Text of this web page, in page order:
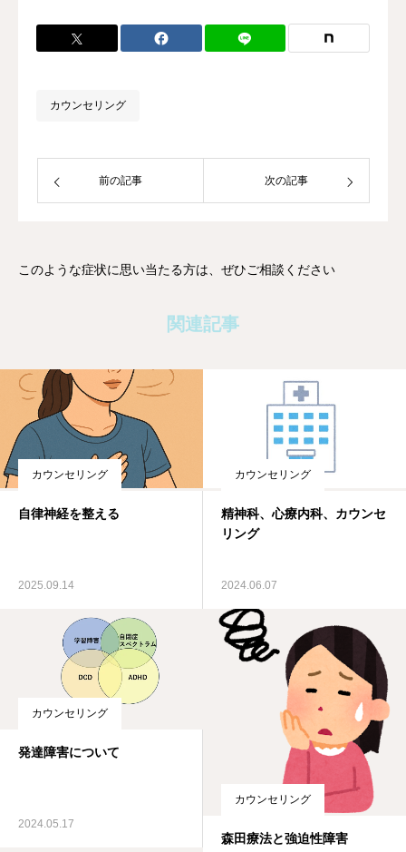
カウンセリング
前の記事 次の記事
このような症状に思い当たる方は、ぜひご相談ください
関連記事
カウンセリング
自律神経を整える
2025.09.14
カウンセリング
精神科、心療内科、カウンセ
リング
2024.06.07
カウンセリング
発達障害について
2024.05.17
カウンセリング
森田療法と強迫性障害